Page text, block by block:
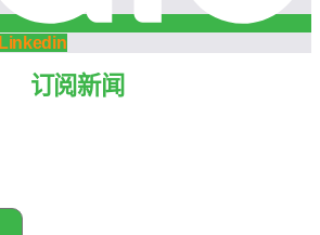
Linkedin
订阅新闻